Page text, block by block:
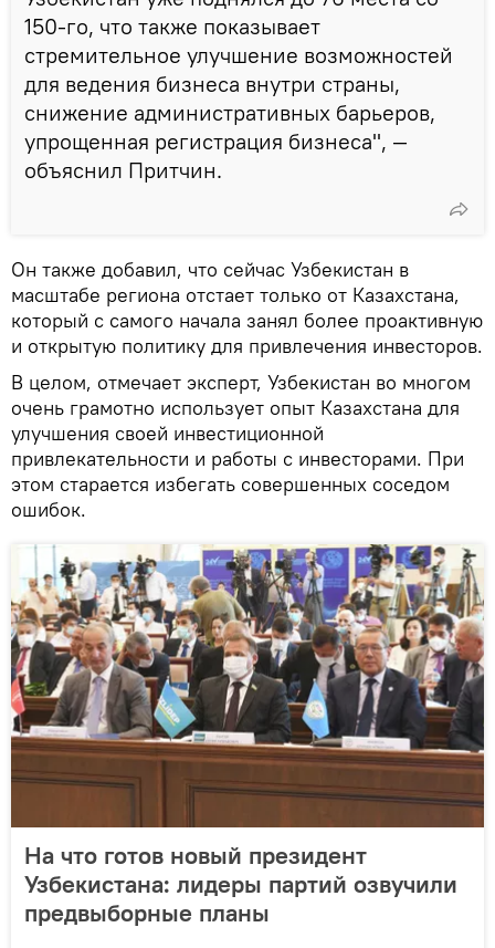
150-го, что также показывает
стремительное улучшение возможностей
для ведения бизнеса внутри страны,
снижение административных барьеров,
упрощенная регистрация бизнеса", —
объяснил Притчин.
Он также добавил, что сейчас Узбекистан в
масштабе региона отстает только от Казахстана,
который с самого начала занял более проактивную
и открытую политику для привлечения инвесторов.
В целом, отмечает эксперт, Узбекистан во многом
очень грамотно использует опыт Казахстана для
улучшения своей инвестиционной
привлекательности и работы с инвесторами. При
этом старается избегать совершенных соседом
ошибок.
На что готов новый президент
Узбекистана: лидеры партий озвучили
предвыборные планы